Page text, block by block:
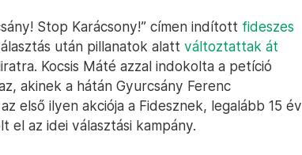
Stop Karácsony!” címen indított fideszes
után pillanatok alatt változtattak át
Kocsis Máté azzal indokolta a petíció
akinek a hátán Gyurcsány Ferenc
első ilyen akciója a Fidesznek, legalább 15 év
el az idei választási kampány.